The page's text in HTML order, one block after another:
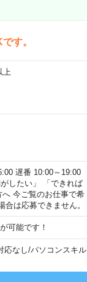
す。
上
遅番 10:00～19:00
したい」 「できれば
今ご覧のお仕事で希
は応募できません。
可能です！
応なし/パソコンスキル